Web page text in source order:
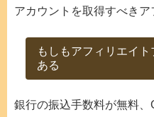
アカウントを取得すべき
もしもアフィリエイ
ある
銀行の振込手数料が無料